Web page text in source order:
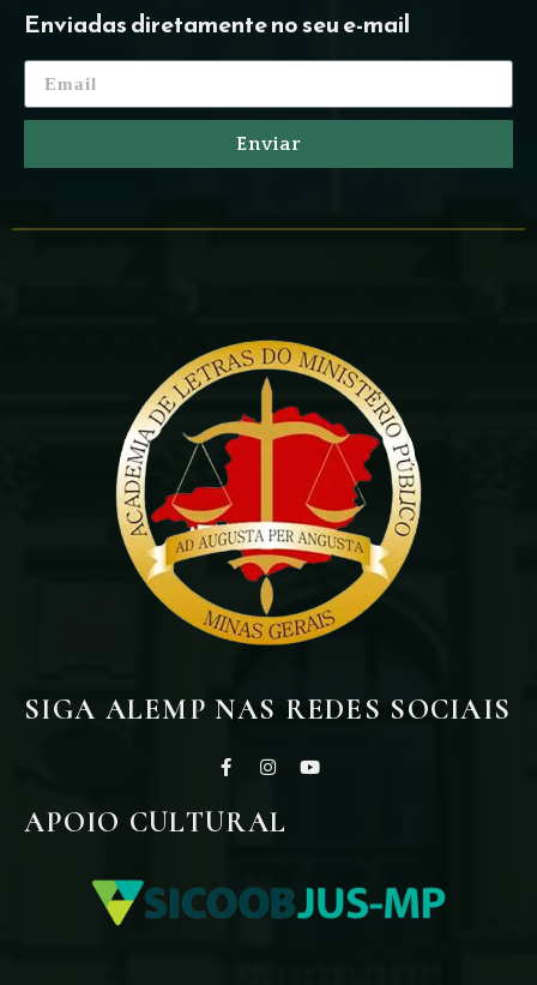
Enviadas diretamente no seu e-mail
Enviar
SIGA ALEMP NAS REDES SOCIAIS
APOIO CULTURAL